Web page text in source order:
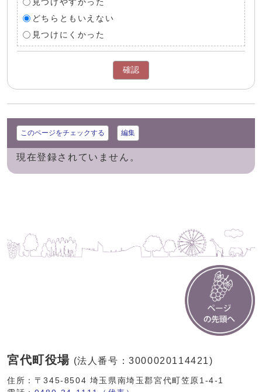
見つけやすかった
どちらともいえない
見つけにくかった
確認
このページをチェックする 編集
現在登録されていません。
宮代町役場 (法人番号：3000020114421)
住所：〒345-8504 埼玉県南埼玉郡宮代町笠原1-4-1